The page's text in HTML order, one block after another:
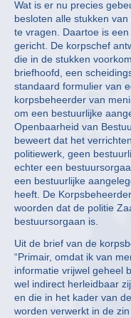
Wat is er nu precies
besloten alle stukken
te vragen. Daartoe is
gericht. De korpschef
die in de stukken
briefhoofd, een
standaard formulier van
korpsbeheerder van
om een bestuurlijke
Openbaarheid van
beweert dat het
politiewerk, geen
echter een
een bestuurlijke
heeft. De
woorden dat de politie
bestuursorgaan is.
Uit de brief van de
“Primair, omdat ik van
informatie vrijwel geheel
wel indirect herleidbaar
en die in het kader van
worden verwerkt in de